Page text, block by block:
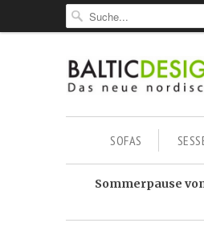
SOFAS
Sommerpause